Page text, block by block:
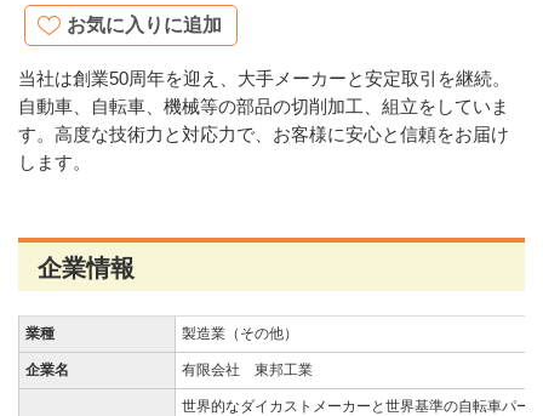
お気に入りに追加
当社は創業50周年を迎え、大手メーカーと安定取引を継続。
自動車、自転車、機械等の部品の切削加工、組立をしていま
す。高度な技術力と対応力で、お客様に安心と信頼をお届け
します。
企業情報
業種 製造業（その他）
企業名 有限会社 東邦工業
世界的なダイカストメーカーと世界基準の自転車パー